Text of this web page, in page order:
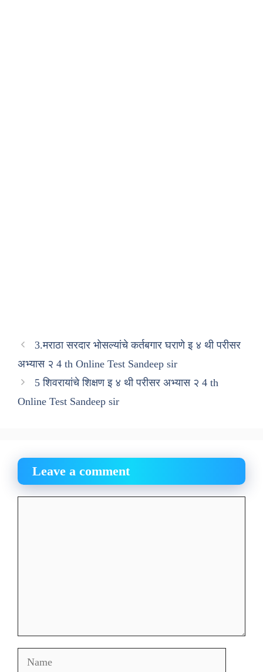
3.मराठा सरदार भोसल्यांचे कर्तबगार घराणे इ ४ थी परीसर
अभ्यास २ 4 th Online Test Sandeep sir
5 शिवरायांचे शिक्षण इ ४ थी परीसर अभ्यास २ 4 th
Online Test Sandeep sir
Leave a comment
Name